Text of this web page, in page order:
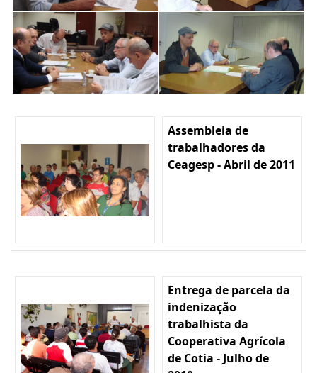
Assembleia de
trabalhadores da
Ceagesp - Abril de 2011
Entrega de parcela da
indenização
trabalhista da
Cooperativa Agrícola
de Cotia - Julho de